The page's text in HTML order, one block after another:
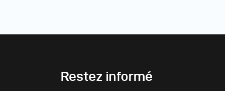
Restez informé